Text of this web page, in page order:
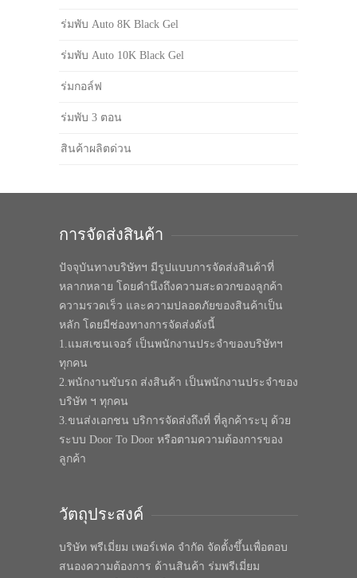
ร่มพับ Auto 8K Black Gel
ร่มพับ Auto 10K Black Gel
ร่มกอล์ฟ
ร่มพับ 3 ตอน
สินค้าผลิตด่วน
การจัดส่งสินค้า
ปัจจุบันทางบริษัทฯ มีรูปแบบการจัดส่งสินค้าที่
หลากหลาย โดยคำนึงถึงความสะดวกของลูกค้า
ความรวดเร็ว และความปลอดภัยของสินค้าเป็น
หลัก โดยมีช่องทางการจัดส่งดังนี้
1.แมสเซนเจอร์ เป็นพนักงานประจำของบริษัทฯ
ทุกคน
2.พนักงานขับรถ ส่งสินค้า เป็นพนักงานประจำของ
บริษัท ฯ ทุกคน
3.ขนส่งเอกชน บริการจัดส่งถึงที่ ที่ลูกค้าระบุ ด้วย
ระบบ Door To Door หรือตามความต้องการของ
ลูกค้า
วัตถุประสงค์
บริษัท พรีเมี่ยม เพอร์เฟค จำกัด จัดตั้งขึ้นเพื่อตอบ
สนองความต้องการ ด้านสินค้า ร่มพรีเมี่ยม